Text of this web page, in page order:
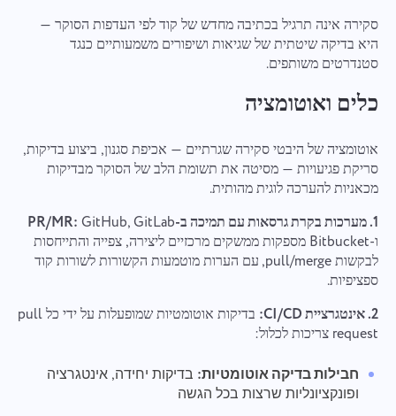
סקירה אינה תרגיל בכתיבה מחדש של קוד לפי העדפות הסוקר —
היא בדיקה שיטתית של שגיאות ושיפורים משמעותיים כנגד
סטנדרטים משותפים.
כלים ואוטומציה
אוטומציה של היבטי סקירה שגרתיים — אכיפת סגנון, ביצוע בדיקות,
סריקת פגיעויות — מסיטה את תשומת הלב של הסוקר מבדיקות
מכאניות להערכה לוגית מהותית.
1. מערכות בקרת גרסאות עם תמיכה ב-PR/MR:
GitHub, GitLab
ו-Bitbucket מספקות ממשקים מרכזיים ליצירה, צפייה והתייחסות
לבקשות pull/merge, עם הערות מוטמעות הקשורות לשורות קוד
ספציפיות.
2. אינטגרציית CI/CD:
בדיקות אוטומטיות שמופעלות על ידי כל pull
request צריכות לכלול:
חבילות בדיקה אוטומטיות: בדיקות יחידה, אינטגרציה
ופונקציונליות שרצות בכל הגשה
ההודעה שלך
בלחיצה על כפתור "שלח", אתה מסכים לעיבוד הנתונים
האישיים שלך בהתאם למסמך הבא:
עיין בקבציםאו לגרור ושחרר
על ידי לחיצה על כפתור זה, אתה מאשר את הסכמתך
לעיבודנתונים אישיים.